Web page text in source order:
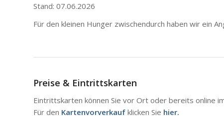
Stand: 07.06.2026
Für den kleinen Hunger zwischendurch haben wir ein
Preise & Eintrittskarten
Eintrittskarten können Sie vor Ort oder bereits online
Für den Kartenvorverkauf klicken Sie hier.